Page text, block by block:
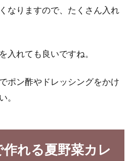
なりますので、たくさん入れ
入れても良いですね。
ポン酢やドレッシングをかけ
。
れる夏野菜カレ